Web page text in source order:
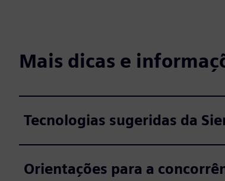
Mais dicas e
Tecnologias sugeridas da
Orientações para a